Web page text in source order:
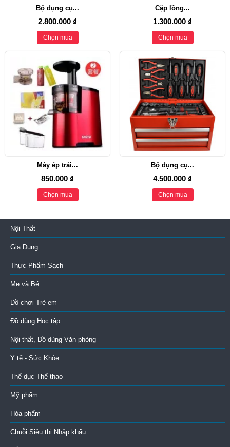
Bộ dụng cụ...
2.800.000 ₫
Chọn mua
Cặp lồng...
1.300.000 ₫
Chọn mua
Máy ép trái...
850.000 ₫
Chọn mua
Bộ dụng cụ...
4.500.000 ₫
Chọn mua
Nội Thất
Gia Dụng
Thực Phẩm Sạch
Mẹ và Bé
Đồ chơi Trẻ em
Đồ dùng Học tập
Nội thất, Đồ dùng Văn phòng
Y tế - Sức Khỏe
Thể dục-Thể thao
Mỹ phẩm
Hóa phẩm
Chuỗi Siêu thị Nhập khẩu